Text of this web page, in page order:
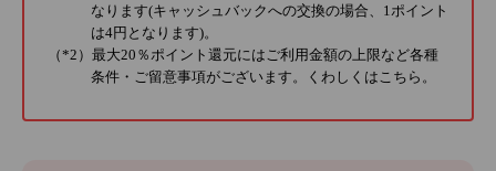
なります(キャッシュバックへの交換の場合、1ポイント
は4円となります)。
（*2）最大20％ポイント還元にはご利用金額の上限など各種
条件・ご留意事項がございます。くわしくは こちら 。